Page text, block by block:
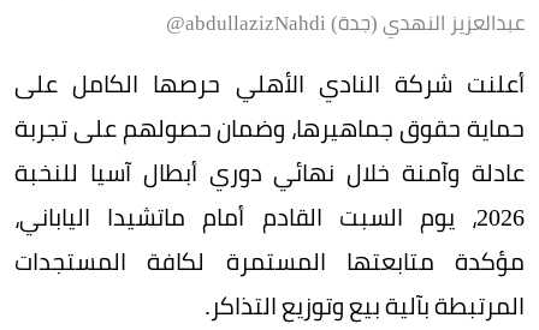
عبدالعزيز النهدي (جدة) abdullazizNahdi@
أعلنت شركة النادي الأهلي حرصها الكامل على
حماية حقوق جماهيرها، وضمان حصولهم على تجربة
عادلة وآمنة خلال نهائي دوري أبطال آسيا للنخبة
2026، يوم السبت القادم أمام ماتشيدا الياباني،
مؤكدة متابعتها المستمرة لكافة المستجدات
المرتبطة بآلية بيع وتوزيع التذاكر.